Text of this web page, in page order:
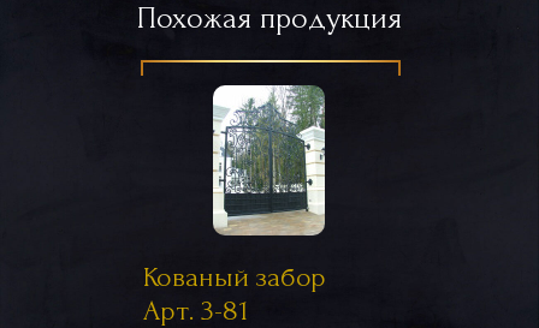
Похожая продукция
Кованый забор
Арт. 3-81